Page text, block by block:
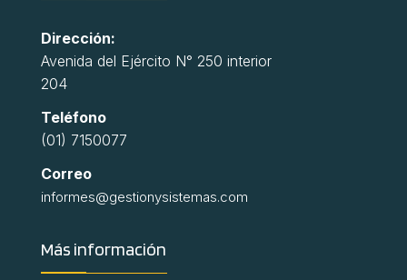
Dirección:
Avenida del Ejército N° 250 interior
204
Teléfono
(01) 7150077
Correo
informes@gestionysistemas.com
Más información